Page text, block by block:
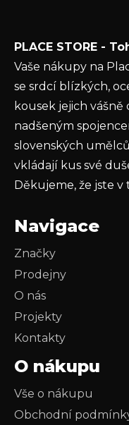
ochrany osobních
PŘIHLÁSIT SE
PLACE STORE -
Vaše nákupy na
se srdcí blízkých,
kousek jejich vášně
nadšeným
slovenských
vkládají kus své
Děkujeme, že jste v
Navigace
Značky
Prodejny
O nás
Projekty
Kontakty
O nákupu
Vše o nákupu
Obchodní